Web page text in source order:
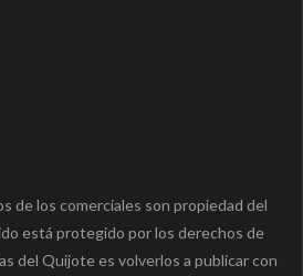
de los comerciales son propiedad del
está protegido por los derechos de
del Quijote es volverlos a publicar con